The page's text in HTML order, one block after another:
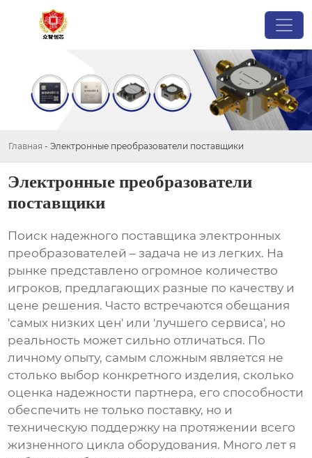
Главная - Электронные преобразователи поставщики
Электронные преобразователи
поставщики
Поиск надежного поставщика электронных
преобразователей – задача не из легких. На
рынке представлено огромное количество
игроков, предлагающих разные по качеству и
цене решения. Часто встречаются обещания
'самых низких цен' или 'лучшего сервиса', но
реальность может сильно отличаться. По
личному опыту, самым сложным является не
столько выбор конкретного изделия, сколько
оценка надежности партнера, его способности
обеспечить не только поставку, но и
техническую поддержку на протяжении всего
жизненного цикла оборудования. Много лет я